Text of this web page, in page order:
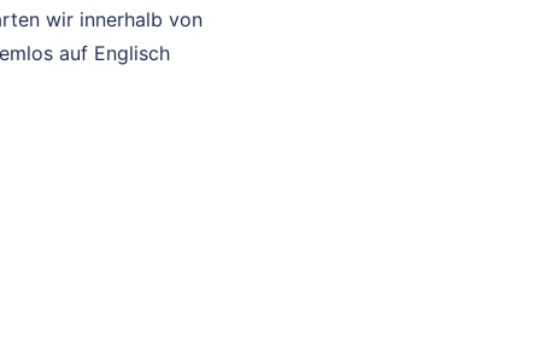
wir innerhalb von
auf Englisch